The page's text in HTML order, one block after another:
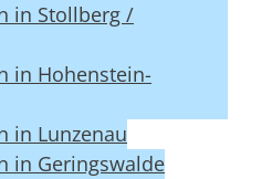
in Stollberg /
in Hohenstein-
in Lunzenau
in Geringswalde